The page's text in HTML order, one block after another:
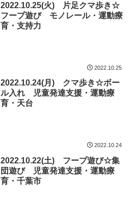
2022.10.25(火) 片足クマ歩き☆
フープ遊び モノレール・運動療
育・支持力
2022.10.25
2022.10.24(月) クマ歩き☆ボー
ル入れ 児童発達支援・運動療
育・天台
2022.10.24
2022.10.22(土) フープ遊び☆集
団遊び 児童発達支援・運動療
育・千葉市